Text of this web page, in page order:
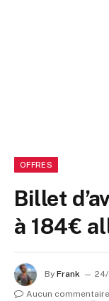
OFFRES
Billet
à 184€
By Frank
Aucun commentaire